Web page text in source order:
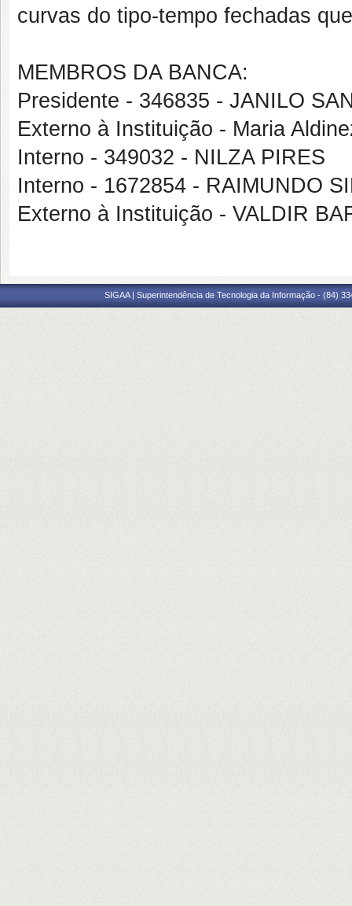
curvas do tipo-tempo fechadas
MEMBROS DA BANCA:
Presidente - 346835 - JANILO
Externo à Instituição - Maria
Interno - 349032 - NILZA PIRES
Interno - 1672854 - RAIMUNDO
Externo à Instituição - VALDIR
SIGAA | Superintendência de Tecnologia da Informação - (84)